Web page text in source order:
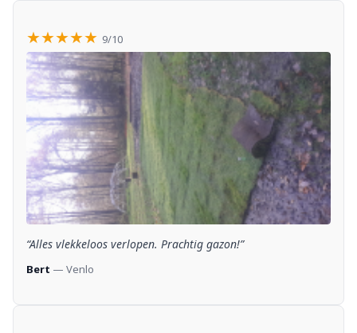
★★★★★ 9/10
“Alles vlekkeloos verlopen. Prachtig gazon!”
Bert — Venlo